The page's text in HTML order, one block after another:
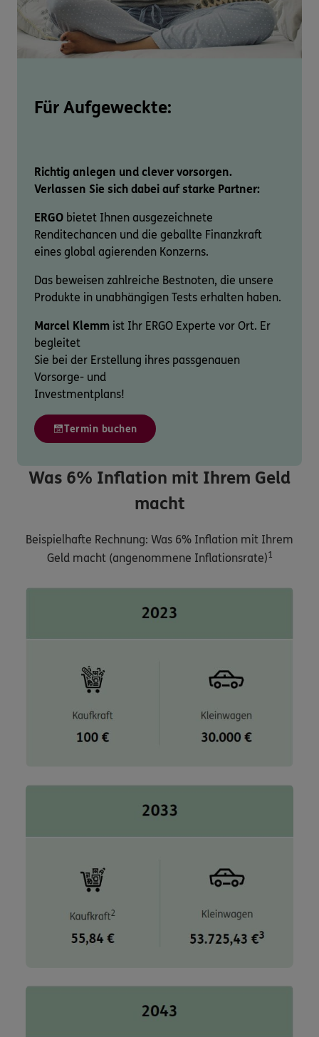
Für Aufgeweckte:
Richtig anlegen und clever vorsorgen.
Verlassen Sie sich dabei auf starke Partner:
ERGO bietet Ihnen ausgezeichnete
Renditechancen und die geballte Finanzkraft
eines global agierenden Konzerns.
Das beweisen zahlreiche Bestnoten, die unsere
Produkte in unabhängigen Tests erhalten haben.
Marcel Klemm ist Ihr ERGO Experte vor Ort. Er
begleitet
Sie bei der Erstellung ihres passgenauen
Vorsorge- und
Investmentplans!
Termin buchen
Was 6% Inflation mit Ihrem Geld
macht
Beispielhafte Rechnung: Was 6% Inflation mit Ihrem
Geld macht (angenommene Inflationsrate)1